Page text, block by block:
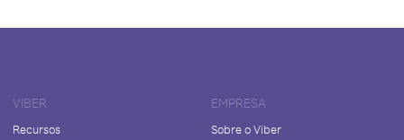
VIBER
Recursos
EMPRESA
Sobre o Viber